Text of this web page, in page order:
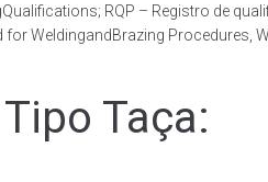
RQP – Registro de
WeldingandBrazing Procedures,
Taça: